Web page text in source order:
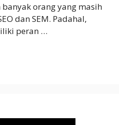
orang yang masih
dan SEM. Padahal,
peran …